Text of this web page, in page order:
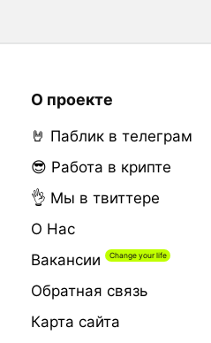
О проекте
🤘 Паблик в телеграм
😎 Работа в крипте
👌 Мы в твиттере
О Нас
Вакансии
Обратная связь
Карта сайта